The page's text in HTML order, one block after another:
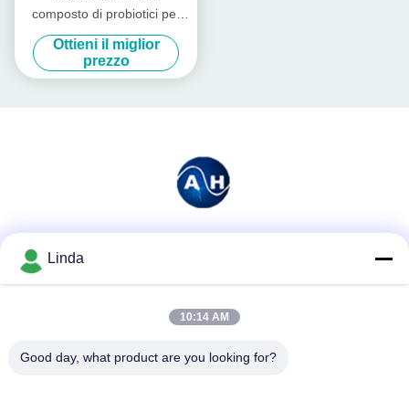
composto di probiotici per
bestiame e pollame
Ottieni il miglior
prezzo
Linda
10:14 AM
Good day, what product are you looking for?